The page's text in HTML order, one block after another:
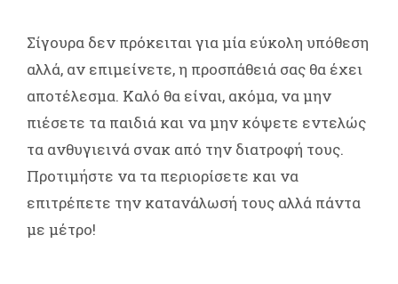
Σίγουρα δεν πρόκειται για μία εύκολη υπόθεση
αλλά, αν επιμείνετε, η προσπάθειά σας θα έχει
αποτέλεσμα. Καλό θα είναι, ακόμα, να μην
πιέσετε τα παιδιά και να μην κόψετε εντελώς
τα ανθυγιεινά σνακ από την διατροφή τους.
Προτιμήστε να τα περιορίσετε και να
επιτρέπετε την κατανάλωσή τους αλλά πάντα
με μέτρο!